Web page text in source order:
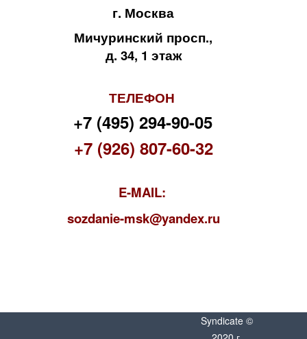
г. Москва
Мичуринский просп.,
д. 34, 1 этаж
ТЕЛЕФОН
+7 (495) 294-90-05
+7 (926) 807-60-32
E-MAIL:
sozdanie-msk@yandex.ru
Syndicate ©